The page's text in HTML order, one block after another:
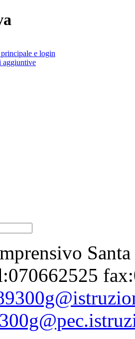
e login
aggiuntive